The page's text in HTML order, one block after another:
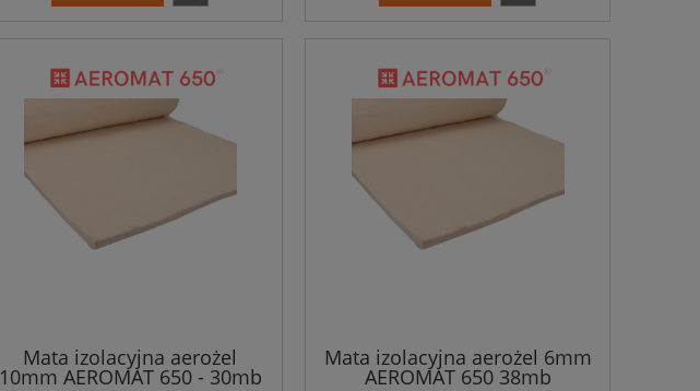
Mata izolacyjna aerożel
10mm AEROMAT 650 - 30mb
Mata izolacyjna aerożel 6mm
AEROMAT 650 38mb